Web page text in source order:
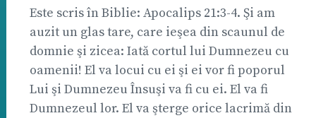
Este scris în Biblie: Apocalips 21:3-4. Şi am
auzit un glas tare, care ieşea din scaunul de
domnie şi zicea: Iată cortul lui Dumnezeu cu
oamenii! El va locui cu ei şi ei vor fi poporul
Lui şi Dumnezeu Însuşi va fi cu ei. El va fi
Dumnezeul lor. El va şterge orice lacrimă din